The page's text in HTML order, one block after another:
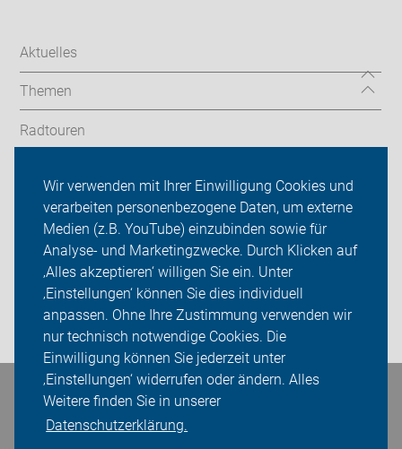
Wir verwenden mit Ihrer Einwilligung Cookies und
verarbeiten personenbezogene Daten, um externe
Medien (z.B. YouTube) einzubinden sowie für
Analyse- und Marketingzwecke. Durch Klicken auf
‚Alles akzeptieren‘ willigen Sie ein. Unter
‚Einstellungen‘ können Sie dies individuell
anpassen. Ohne Ihre Zustimmung verwenden wir
nur technisch notwendige Cookies. Die
Einwilligung können Sie jederzeit unter
‚Einstellungen‘ widerrufen oder ändern. Alles
Weitere finden Sie in unserer
Datenschutzerklärung.
Aktuelles
Themen
Radtouren
ADFC Fürth
Sei dabei
Presse
Login
Bleiben Sie in Kontakt